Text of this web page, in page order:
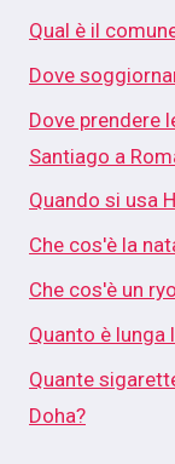
Qual è il
Dove
Dove prendere
Santiago a
Quando si usa
Che cos'è la
Che cos'è un
Quanto è lunga
Quante
Doha?